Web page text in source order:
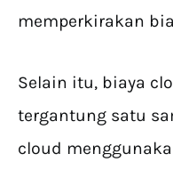
memperkirakan
Selain itu, biaya
tergantung satu
cloud